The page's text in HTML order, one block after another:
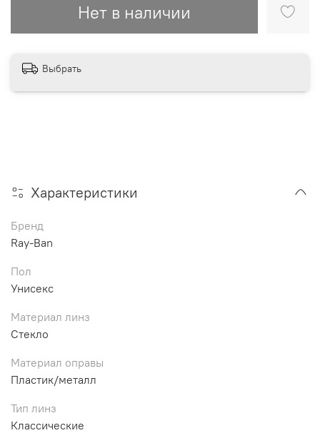
Нет в наличии
Выбрать
Характеристики
Бренд
Ray-Ban
Пол
Унисекс
Материал линз
Стекло
Материал оправы
Пластик/металл
Тип линз
Классические